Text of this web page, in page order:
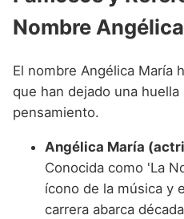
Nombre
El nombre Angélica María
que han dejado una
pensamiento.
Angélica María
Conocida como 'La
ícono de la música y
carrera abarca